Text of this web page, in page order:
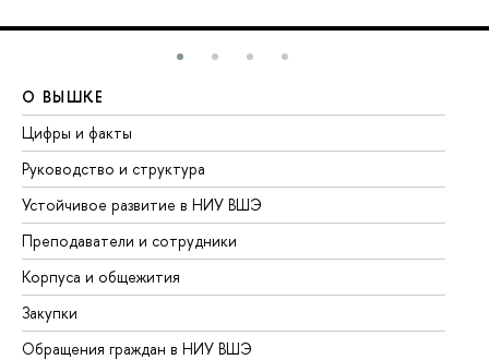
О ВЫШКЕ
Цифры и факты
Руководство и структура
Устойчивое развитие в НИУ ВШЭ
Преподаватели и сотрудники
Корпуса и общежития
Закупки
Обращения граждан в НИУ ВШЭ